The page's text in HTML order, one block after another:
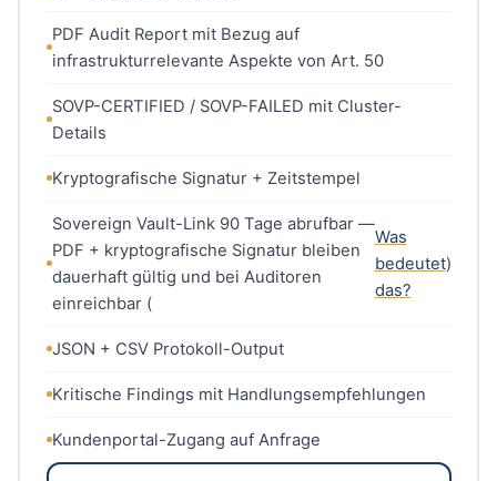
PDF Audit Report mit Bezug auf
infrastrukturrelevante Aspekte von Art. 50
SOVP-CERTIFIED / SOVP-FAILED mit Cluster-
Details
Kryptografische Signatur + Zeitstempel
Sovereign Vault-Link 90 Tage abrufbar —
PDF + kryptografische Signatur bleiben
dauerhaft gültig und bei Auditoren
einreichbar (
Was
bedeutet
das?
)
JSON + CSV Protokoll-Output
Kritische Findings mit Handlungsempfehlungen
Kundenportal-Zugang auf Anfrage